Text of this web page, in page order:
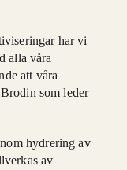
har vi
alla våra
att våra
som leder
hydrering av
av